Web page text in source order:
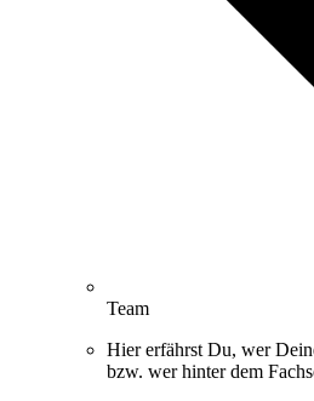
Team
Hier erfährst Du, wer
bzw. wer hinter dem